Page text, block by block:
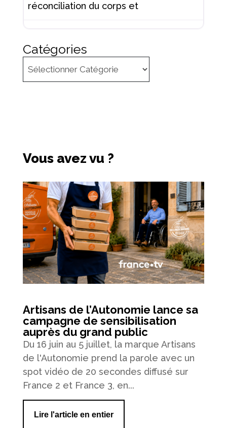
réconciliation du corps et
Catégories
Vous avez vu ?
Artisans de l’Autonomie lance sa
campagne de sensibilisation
auprès du grand public
Du 16 juin au 5 juillet, la marque Artisans
de l'Autonomie prend la parole avec un
spot vidéo de 20 secondes diffusé sur
France 2 et France 3, en...
Lire l'article en entier